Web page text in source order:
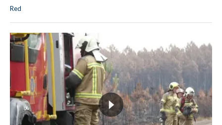
Red